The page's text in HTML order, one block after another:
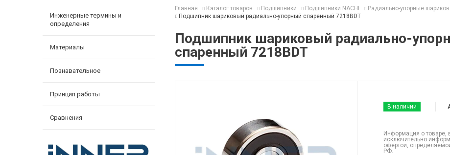
Инженерные термины и
определения
Материалы
Познавательное
Принцип работы
Сравнения
Главная Каталог товаров Подшипники Подшипники NACHI
Радиально-упорные
Подшипник шариковый радиально-упорный спаренный 7218BDT
Подшипник шариковый радиально-
спаренный 7218BDT
В наличии
Информация о товаре,
исключительно
офертой,
РФ.